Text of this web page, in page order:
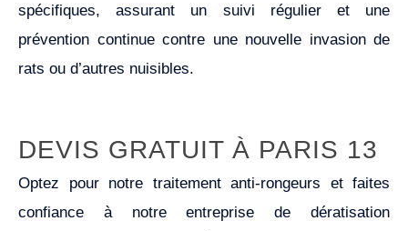
spécifiques, assurant un suivi régulier et une
prévention continue contre une nouvelle invasion de
rats ou d’autres nuisibles.
DEVIS GRATUIT À PARIS 13
Optez pour notre traitement anti-rongeurs et faites
confiance à notre entreprise de dératisation